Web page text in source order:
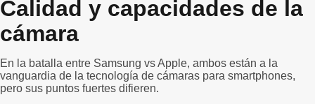
Calidad y capacidades de la
cámara
En la batalla entre Samsung vs Apple, ambos están a la
vanguardia de la tecnología de cámaras para smartphones,
pero sus puntos fuertes difieren.